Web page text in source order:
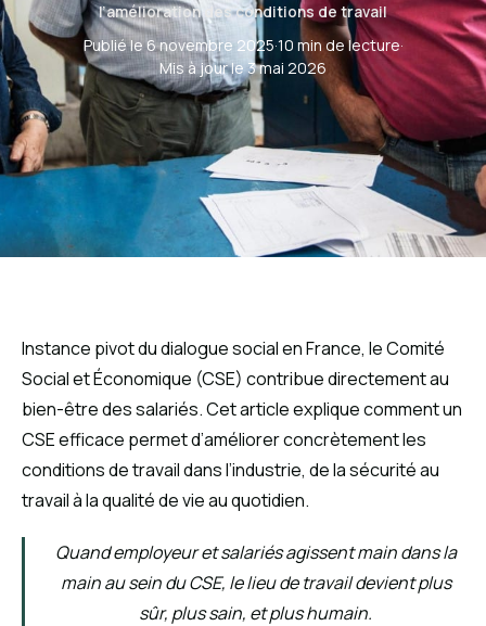
l’amélioration des conditions de travail
Publié le 6 novembre 2025·10 min de lecture·
Mis à jour le 3 mai 2026
Instance pivot du dialogue social en France, le Comité
Social et Économique (CSE) contribue directement au
bien-être des salariés. Cet article explique comment un
CSE efficace permet d’améliorer concrètement les
conditions de travail dans l’industrie, de la sécurité au
travail à la qualité de vie au quotidien.
Quand employeur et salariés agissent main dans la
main au sein du CSE, le lieu de travail devient plus
sûr, plus sain, et plus humain.